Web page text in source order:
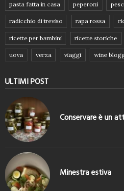
pasta fatta in casa peperoni
radicchio di treviso rapa rossa
ricette per bambini ricette storiche
uova verza viaggi wine
ULTIMI POST
Conservare è un
Minestra estiva